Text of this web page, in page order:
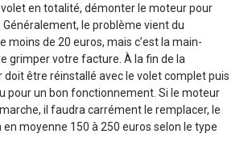
en totalité, démonter le moteur pour
le problème vient du
moins de 20 euros, mais c’est la main-
grimper votre facture. À la fin de la
être réinstallé avec le volet complet puis
pour un bon fonctionnement. Si le moteur
il faudra carrément le remplacer, le
moyenne 150 à 250 euros selon le type